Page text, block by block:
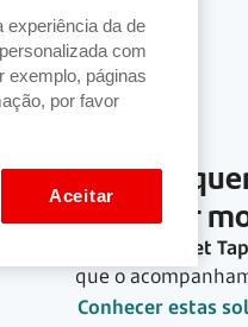
Em
qualquer
Get
que o
Conhecer estas
experiência da de
com
exemplo, páginas
por favor
Aceitar